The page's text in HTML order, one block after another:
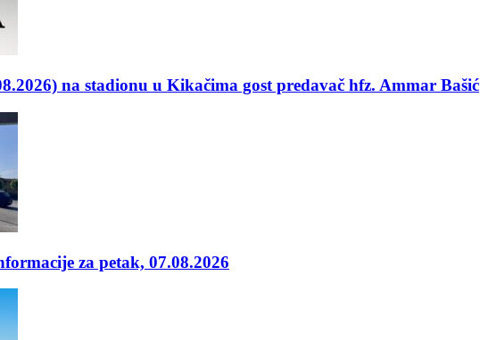
na stadionu u Kikačima gost predavač hfz. Ammar Bašić
za petak, 07.08.2026